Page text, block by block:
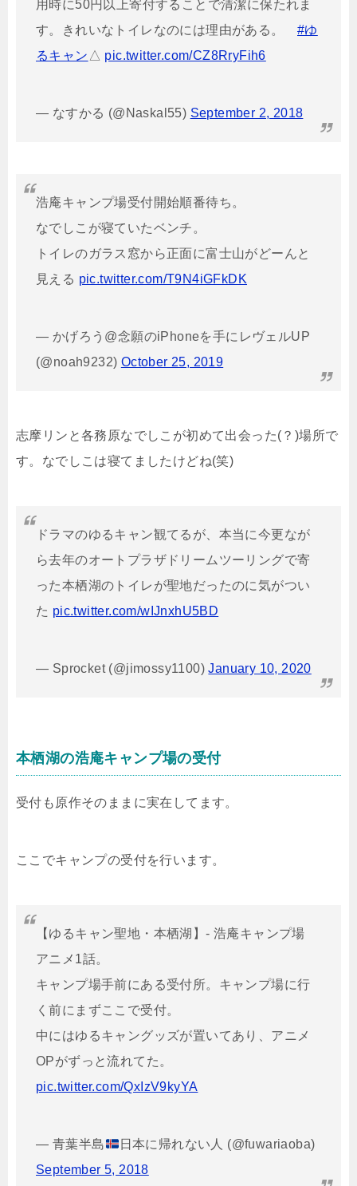
用時に50円以上寄付することで清潔に保たれま
す。きれいなトイレなのには理由がある。 #ゆ
るキャン △ pic.twitter.com/CZ8RryFih6
— なすかる (@Naskal55) September 2, 2018
浩庵キャンプ場受付開始順番待ち。
なでしこが寝ていたベンチ。
トイレのガラス窓から正面に富士山がどーんと
見える pic.twitter.com/T9N4iGFkDK
— かげろう@念願のiPhoneを手にレヴェルUP
(@noah9232) October 25, 2019
志摩リンと各務原なでしこが初めて出会った(？)場所で
す。なでしこは寝てましたけどね(笑)
ドラマのゆるキャン観てるが、本当に今更なが
ら去年のオートプラザドリームツーリングで寄
った本栖湖のトイレが聖地だったのに気がつい
た pic.twitter.com/wIJnxhU5BD
— Sprocket (@jimossy1100)January 10, 2020
本栖湖の浩庵キャンプ場の受付
受付も原作そのままに実在してます。
ここでキャンプの受付を行います。
【ゆるキャン聖地・本栖湖】- 浩庵キャンプ場
アニメ1話。
キャンプ場手前にある受付所。キャンプ場に行
く前にまずここで受付。
中にはゆるキャングッズが置いてあり、アニメ
OPがずっと流れてた。
pic.twitter.com/QxIzV9kyYA
— 青葉半島
日本に帰れない人 (@fuwariaoba)
September 5, 2018